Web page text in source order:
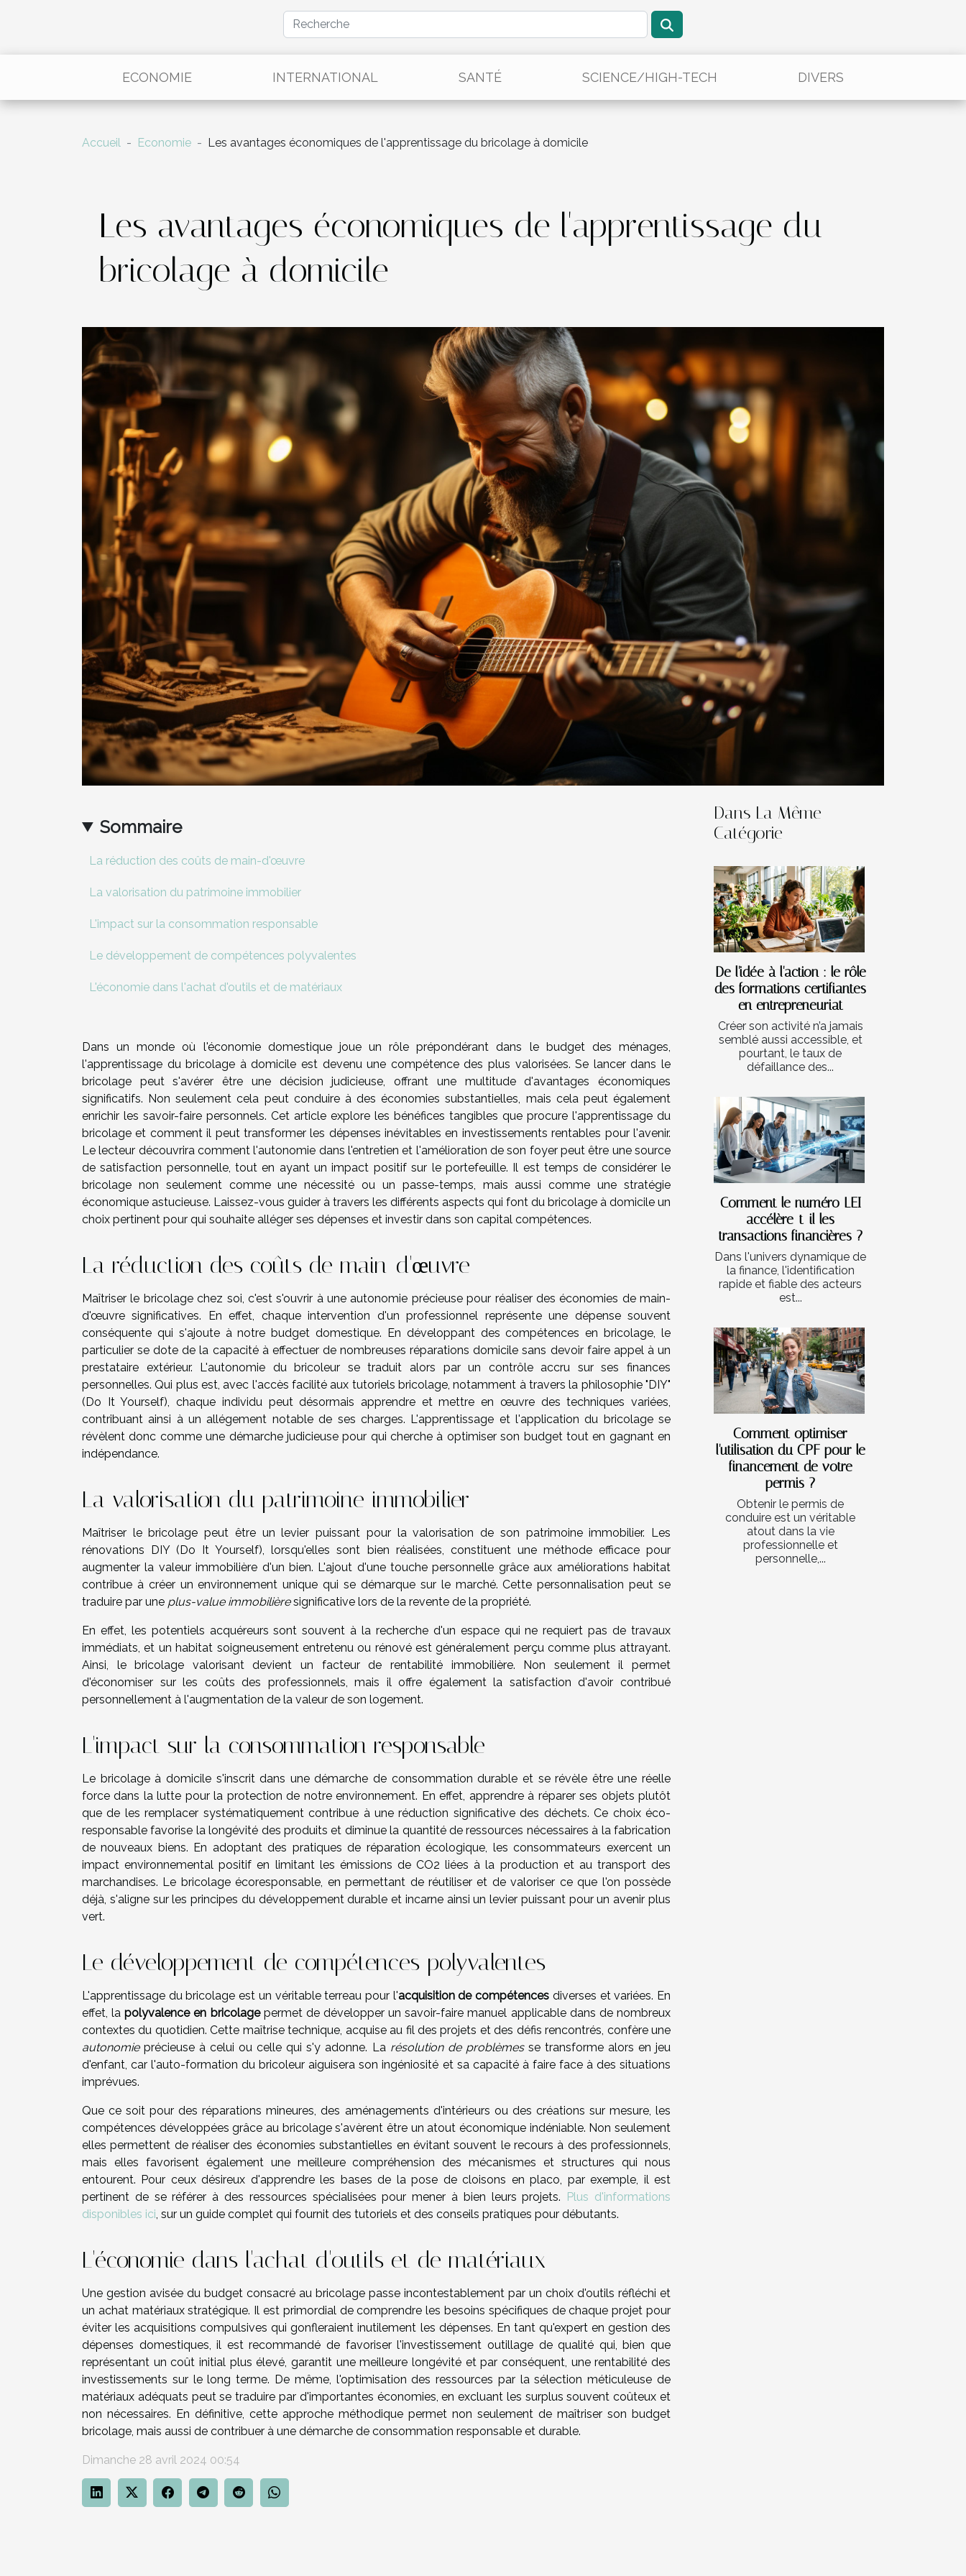
ECONOMIE INTERNATIONAL SANTÉ SCIENCE/HIGH-TECH DIVERS
Accueil Economie Les avantages économiques de l'apprentissage du bricolage à domicile
Les avantages économiques de l'apprentissage du
bricolage à domicile
Sommaire
La réduction des coûts de main-d'œuvre
La valorisation du patrimoine immobilier
L'impact sur la consommation responsable
Le développement de compétences polyvalentes
L'économie dans l'achat d'outils et de matériaux
Dans un monde où l'économie domestique joue un rôle prépondérant dans le budget des ménages,
l'apprentissage du bricolage à domicile est devenu une compétence des plus valorisées. Se lancer dans le
bricolage peut s'avérer être une décision judicieuse, offrant une multitude d'avantages économiques
significatifs. Non seulement cela peut conduire à des économies substantielles, mais cela peut également
enrichir les savoir-faire personnels. Cet article explore les bénéfices tangibles que procure l'apprentissage du
bricolage et comment il peut transformer les dépenses inévitables en investissements rentables pour l'avenir.
Le lecteur découvrira comment l'autonomie dans l'entretien et l'amélioration de son foyer peut être une source
de satisfaction personnelle, tout en ayant un impact positif sur le portefeuille. Il est temps de considérer le
bricolage non seulement comme une nécessité ou un passe-temps, mais aussi comme une stratégie
économique astucieuse. Laissez-vous guider à travers les différents aspects qui font du bricolage à domicile un
choix pertinent pour qui souhaite alléger ses dépenses et investir dans son capital compétences.
La réduction des coûts de main-d'œuvre
Maîtriser le bricolage chez soi, c'est s'ouvrir à une autonomie précieuse pour réaliser des économies de main-
d'œuvre significatives. En effet, chaque intervention d'un professionnel représente une dépense souvent
conséquente qui s'ajoute à notre budget domestique. En développant des compétences en bricolage, le
particulier se dote de la capacité à effectuer de nombreuses réparations domicile sans devoir faire appel à un
prestataire extérieur. L'autonomie du bricoleur se traduit alors par un contrôle accru sur ses finances
personnelles. Qui plus est, avec l'accès facilité aux tutoriels bricolage, notamment à travers la philosophie "DIY"
(Do It Yourself), chaque individu peut désormais apprendre et mettre en œuvre des techniques variées,
contribuant ainsi à un allégement notable de ses charges. L'apprentissage et l'application du bricolage se
révèlent donc comme une démarche judicieuse pour qui cherche à optimiser son budget tout en gagnant en
indépendance.
La valorisation du patrimoine immobilier
Maîtriser le bricolage peut être un levier puissant pour la valorisation de son patrimoine immobilier. Les
rénovations DIY (Do It Yourself), lorsqu'elles sont bien réalisées, constituent une méthode efficace pour
augmenter la valeur immobilière d'un bien. L'ajout d'une touche personnelle grâce aux améliorations habitat
contribue à créer un environnement unique qui se démarque sur le marché. Cette personnalisation peut se
traduire par une plus-value immobilièresignificative lors de la revente de la propriété.
En effet, les potentiels acquéreurs sont souvent à la recherche d'un espace qui ne requiert pas de travaux
immédiats, et un habitat soigneusement entretenu ou rénové est généralement perçu comme plus attrayant.
Ainsi, le bricolage valorisant devient un facteur de rentabilité immobilière. Non seulement il permet
d'économiser sur les coûts des professionnels, mais il offre également la satisfaction d'avoir contribué
personnellement à l'augmentation de la valeur de son logement.
L'impact sur la consommation responsable
Le bricolage à domicile s'inscrit dans une démarche de consommation durable et se révèle être une réelle
force dans la lutte pour la protection de notre environnement. En effet, apprendre à réparer ses objets plutôt
que de les remplacer systématiquement contribue à une réduction significative des déchets. Ce choix éco-
responsable favorise la longévité des produits et diminue la quantité de ressources nécessaires à la fabrication
de nouveaux biens. En adoptant des pratiques de réparation écologique, les consommateurs exercent un
impact environnemental positif en limitant les émissions de CO2 liées à la production et au transport des
marchandises. Le bricolage écoresponsable, en permettant de réutiliser et de valoriser ce que l'on possède
déjà, s'aligne sur les principes du développement durable et incarne ainsi un levier puissant pour un avenir plus
vert.
Le développement de compétences polyvalentes
L'apprentissage du bricolage est un véritable terreau pour l'acquisition de compétences diverses et variées. En
effet, lapolyvalence en bricolagepermet de développer un savoir-faire manuel applicable dans de nombreux
contextes du quotidien. Cette maîtrise technique, acquise au fil des projets et des défis rencontrés, confère une
autonomieprécieuse à celui ou celle qui s'y adonne. La résolution de problèmesse transforme alors en jeu
d'enfant, car l'auto-formation du bricoleur aiguisera son ingéniosité et sa capacité à faire face à des situations
imprévues.
Que ce soit pour des réparations mineures, des aménagements d'intérieurs ou des créations sur mesure, les
compétences développées grâce au bricolage s'avèrent être un atout économique indéniable. Non seulement
elles permettent de réaliser des économies substantielles en évitant souvent le recours à des professionnels,
mais elles favorisent également une meilleure compréhension des mécanismes et structures qui nous
entourent. Pour ceux désireux d'apprendre les bases de la pose de cloisons en placo, par exemple, il est
pertinent de se référer à des ressources spécialisées pour mener à bien leurs projets. Plus d'informations
disponibles ici , sur un guide complet qui fournit des tutoriels et des conseils pratiques pour débutants.
L'économie dans l'achat d'outils et de matériaux
Une gestion avisée du budget consacré au bricolage passe incontestablement par un choix d'outils réfléchi et
un achat matériaux stratégique. Il est primordial de comprendre les besoins spécifiques de chaque projet pour
éviter les acquisitions compulsives qui gonfleraient inutilement les dépenses. En tant qu'expert en gestion des
dépenses domestiques, il est recommandé de favoriser l'investissement outillage de qualité qui, bien que
représentant un coût initial plus élevé, garantit une meilleure longévité et par conséquent, une rentabilité des
investissements sur le long terme. De même, l'optimisation des ressources par la sélection méticuleuse de
matériaux adéquats peut se traduire par d'importantes économies, en excluant les surplus souvent coûteux et
non nécessaires. En définitive, cette approche méthodique permet non seulement de maîtriser son budget
bricolage, mais aussi de contribuer à une démarche de consommation responsable et durable.
Dimanche 28 avril 2024 00:54
Dans La Même
Catégorie
De l'idée à l'action : le rôle
des formations certifiantes
en entrepreneuriat
Créer son activité n’a jamais
semblé aussi accessible, et
pourtant, le taux de
défaillance des...
Comment le numéro LEI
accélère-t-il les
transactions financières ?
Dans l'univers dynamique de
la finance, l'identification
rapide et fiable des acteurs
est...
Comment optimiser
l'utilisation du CPF pour le
financement de votre
permis ?
Obtenir le permis de
conduire est un véritable
atout dans la vie
professionnelle et
personnelle,...